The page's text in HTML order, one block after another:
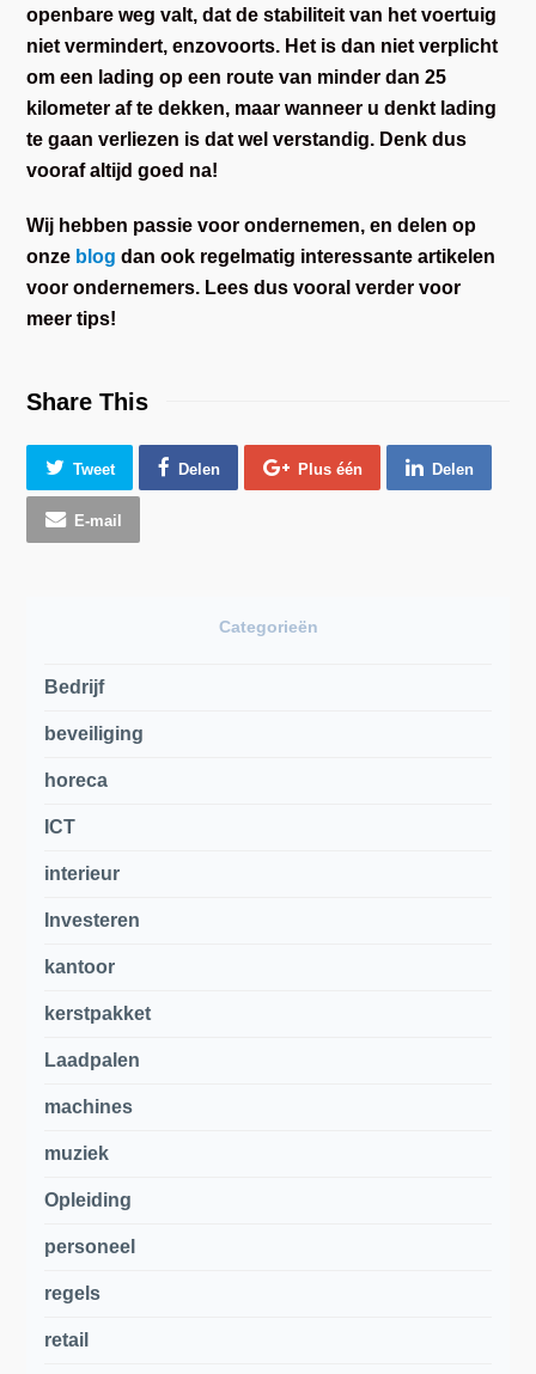
openbare weg valt, dat de stabiliteit van het voertuig
niet vermindert, enzovoorts. Het is dan niet verplicht
om een lading op een route van minder dan 25
kilometer af te dekken, maar wanneer u denkt lading
te gaan verliezen is dat wel verstandig. Denk dus
vooraf altijd goed na!
Wij hebben passie voor ondernemen, en delen op
onze blog dan ook regelmatig interessante artikelen
voor ondernemers. Lees dus vooral verder voor
meer tips!
Share This
Tweet Delen Plus één Delen
E-mail
Categorieën
Bedrijf
beveiliging
horeca
ICT
interieur
Investeren
kantoor
kerstpakket
Laadpalen
machines
muziek
Opleiding
personeel
regels
retail